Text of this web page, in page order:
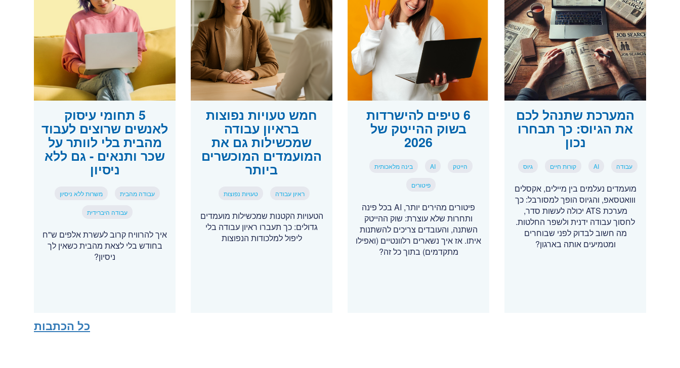
המערכת שתנהל לכם
את הגיוס: כך תבחרו
נכון
עבודה AI קורות חיים גיוס
מועמדים נעלמים בין מיילים, אקסלים
ווואטסאפ, והגיוס הופך למסורבל: כך
מערכת ATS יכולה לעשות סדר,
לחסוך עבודה ידנית ולשפר החלטות.
מה חשוב לבדוק לפני שבוחרים
ומטמיעים אותה בארגון?
6 טיפים להישרדות
בשוק ההייטק של
2026
הייטק AI בינה מלאכותית
פיטורים
פיטורים מהירים יותר, AI בכל פינה
ותחרות שלא עוצרת: שוק ההייטק
השתנה, והעובדים צריכים להשתנות
איתו. אז איך נשארים רלוונטיים (ואפילו
מתקדמים) בתוך כל זה?
חמש טעויות נפוצות
בראיון עבודה
שמכשילות גם את
המועמדים המוכשרים
ביותר
ראיון עבודה טעויות נפוצות
הטעויות הקטנות שמכשילות מועמדים
גדולים: כך תעברו ראיון עבודה בלי
ליפול למלכודות הנפוצות
5 תחומי עיסוק
לאנשים שרוצים לעבוד
מהבית בלי לוותר על
שכר ותנאים - גם ללא
ניסיון
עבודה מהבית משרות ללא ניסיון
עבודה היברידית
איך להרוויח קרוב לעשרת אלפים ש"ח
בחודש בלי לצאת מהבית כשאין לך
ניסיון?
כל הכתבות